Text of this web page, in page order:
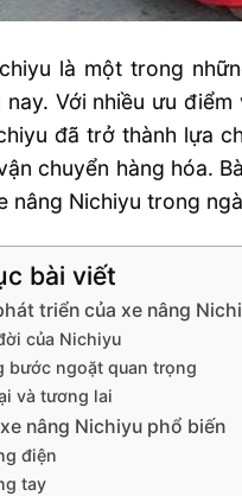
là một trong
Với nhiều ưu
đã trở thành lựa
chuyển hàng hóa.
nâng Nichiyu trong
bài viết
triển của xe nâng
của Nichiyu
bước ngoặt quan trọng
và tương lai
nâng Nichiyu phổ biến
điện
tay